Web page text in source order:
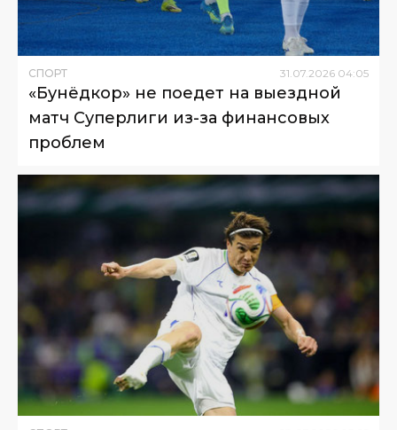
СПОРТ 31.07.2026 04:05
«Бунёдкор» не поедет на выездной
матч Суперлиги из-за финансовых
проблем